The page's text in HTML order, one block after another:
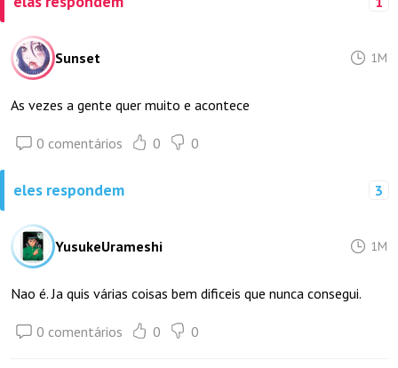
Sunset 1M
As vezes a gente quer muito e acontece
0 comentários 0 0
eles respondem 3
YusukeUrameshi 1M
Nao é. Ja quis várias coisas bem dificeis que nunca consegui.
0 comentários 0 0